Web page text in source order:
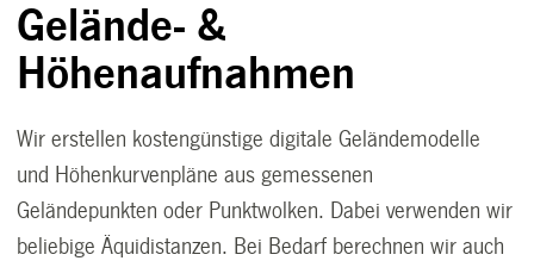
Gelände- &
Höhenaufnahmen
Wir erstellen kostengünstige digitale Geländemodelle
und Höhenkurvenpläne aus gemessenen
Geländepunkten oder Punktwolken. Dabei verwenden wir
beliebige Äquidistanzen. Bei Bedarf berechnen wir auch